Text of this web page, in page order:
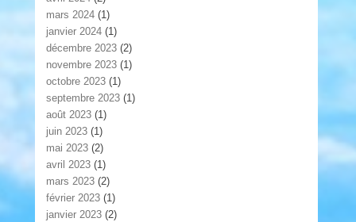
mars 2024 (1)
janvier 2024 (1)
décembre 2023 (2)
novembre 2023 (1)
octobre 2023 (1)
septembre 2023 (1)
août 2023 (1)
juin 2023 (1)
mai 2023 (2)
avril 2023 (1)
mars 2023 (2)
février 2023 (1)
janvier 2023 (2)